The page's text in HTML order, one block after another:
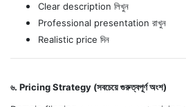
Clear description লিখুন
Professional presentation রাখুন
Realistic price দিন
৬. Pricing Strategy (সবচেয়ে গুরুত্বপূর্ণ অংশ)